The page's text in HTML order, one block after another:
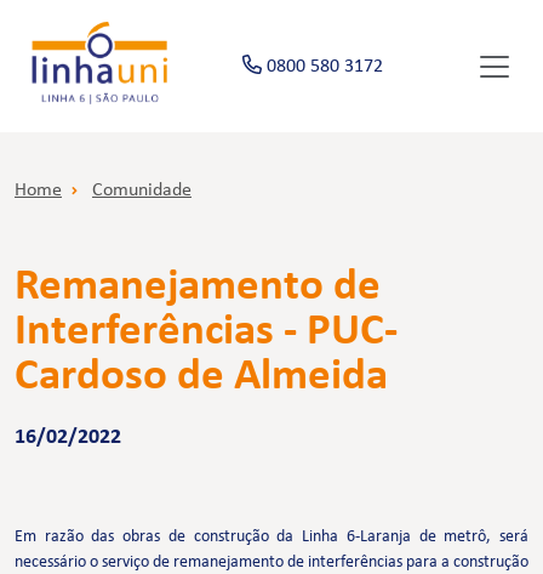
0800 580 3172
Home Comunidade
Remanejamento de
Interferências - PUC-
Cardoso de Almeida
16/02/2022
Em razão das obras de construção da Linha 6-Laranja de metrô, será
necessário o serviço de remanejamento de interferências para a construção